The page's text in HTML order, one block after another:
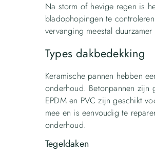
Na storm of hevige regen is
bladophopingen te
vervanging meestal
Types dakbedekking
Keramische pannen hebben
onderhoud. Betonpannen zijn
EPDM en PVC zijn geschikt
mee en is eenvoudig te
onderhoud.
Tegeldaken